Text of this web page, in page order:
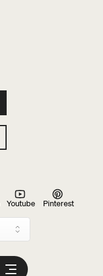
Youtube Pinterest